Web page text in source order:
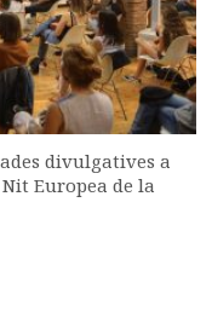
divulgatives a
Europea de la